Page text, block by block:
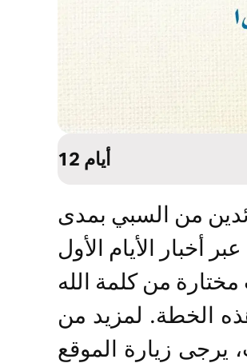
12 أيام
من السبي بمدى
أخبار الأيام الأول
الخطة. لمزيد من